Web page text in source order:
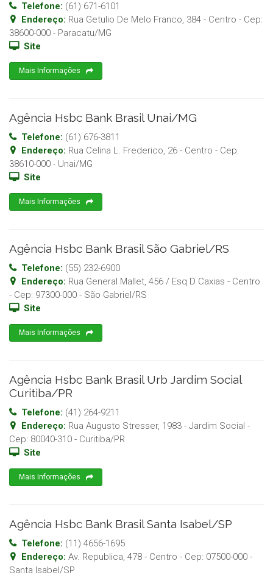
Telefone: (61) 671-6101
Endereço: Rua Getulio De Melo Franco, 384 - Centro - Cep:
38600-000 - Paracatu/MG
Site
Mais Informações
Agência Hsbc Bank Brasil Unai/MG
Telefone: (61) 676-3811
Endereço: Rua Celina L. Frederico, 26 - Centro - Cep:
38610-000 - Unai/MG
Site
Mais Informações
Agência Hsbc Bank Brasil São Gabriel/RS
Telefone: (55) 232-6900
Endereço: Rua General Mallet, 456 / Esq D Caxias - Centro
- Cep: 97300-000 - São Gabriel/RS
Site
Mais Informações
Agência Hsbc Bank Brasil Urb Jardim Social
Curitiba/PR
Telefone: (41) 264-9211
Endereço: Rua Augusto Stresser, 1983 - Jardim Social -
Cep: 80040-310 - Curitiba/PR
Site
Mais Informações
Agência Hsbc Bank Brasil Santa Isabel/SP
Telefone: (11) 4656-1695
Endereço: Av. Republica, 478 - Centro - Cep: 07500-000 -
Santa Isabel/SP